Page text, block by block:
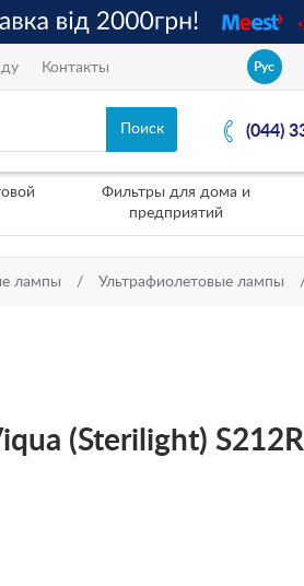
Контакты Рус
(044)
Фильтры для дома и
предприятий
лампы Ультрафиолетовые лампы
(Sterilight)